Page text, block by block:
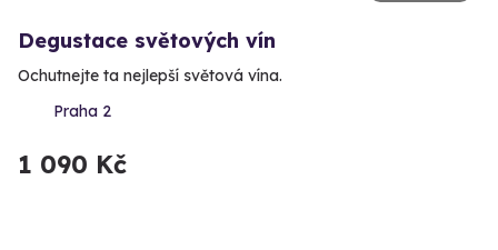
Degustace světových vín
Ochutnejte ta nejlepší světová vína.
Praha 2
1 090 Kč